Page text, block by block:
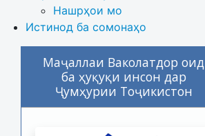
Нашрҳои мо
Истинод ба сомонаҳо
Маҷаллаи Ваколатдор оид
ба ҳуқуқи инсон дар
Ҷумҳурии Тоҷикистон